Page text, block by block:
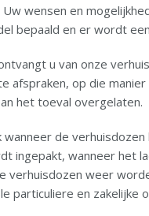
wensen en
bepaald en er wordt
u van onze
afspraken, op die
het toeval overgelaten.
de
ingepakt, wanneer het
verhuisdozen weer
particuliere en zakelijke